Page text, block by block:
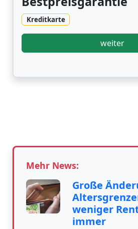
Kreditkarte
weiter
Mehr News:
Große
weniger
immer